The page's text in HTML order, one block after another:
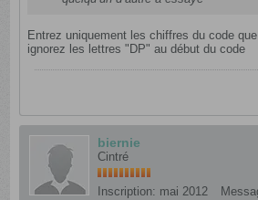
Entrez uniquement les chiffres du code
ignorez les lettres "DP" au début du code
biernie
Cintré
Inscription: mai 2012